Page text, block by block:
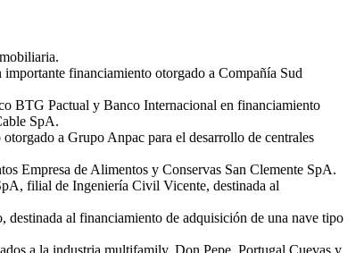
financiamiento otorgado a Compañía Sud
BTG Pactual y Banco Internacional en financiamiento
SpA.
a Grupo Anpac para el desarrollo de centrales
Empresa de Alimentos y Conservas San Clemente SpA.
filial de Ingeniería Civil Vicente, destinada al
al financiamiento de adquisición de una nave tipo